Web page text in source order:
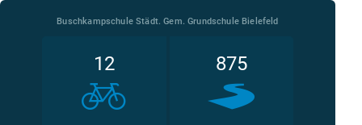
Buschkampschule Städt. Gem. Grundschule Bielefeld
12 875